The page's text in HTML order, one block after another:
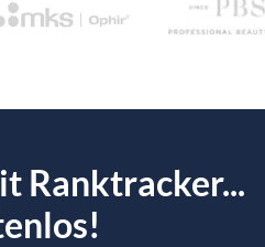
Ranktracker...